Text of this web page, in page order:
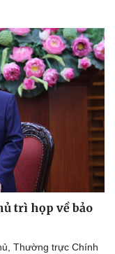
trì họp về bảo
Thường trực Chính